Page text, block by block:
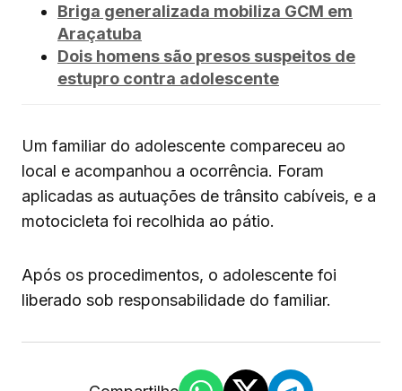
Briga generalizada mobiliza GCM em
Araçatuba
Dois homens são presos suspeitos de
estupro contra adolescente
Um familiar do adolescente compareceu ao
local e acompanhou a ocorrência. Foram
aplicadas as autuações de trânsito cabíveis, e a
motocicleta foi recolhida ao pátio.
Após os procedimentos, o adolescente foi
liberado sob responsabilidade do familiar.